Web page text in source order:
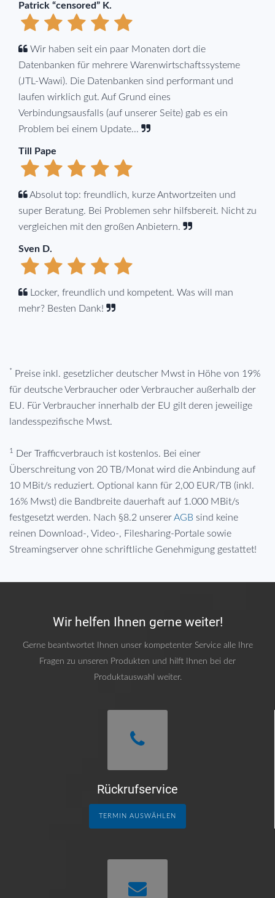
Patrick “censored” K.
Wir haben seit ein paar Monaten dort die
Datenbanken für mehrere Warenwirtschaftssysteme
(JTL-Wawi). Die Datenbanken sind performant und
laufen wirklich gut. Auf Grund eines
Verbindungsausfalls (auf unserer Seite) gab es ein
Problem bei einem Update...
Till Pape
Absolut top: freundlich, kurze Antwortzeiten und
super Beratung. Bei Problemen sehr hilfsbereit. Nicht zu
vergleichen mit den großen Anbietern.
Sven D.
Locker, freundlich und kompetent. Was will man
mehr? Besten Dank!
* Preise inkl. gesetzlicher deutscher Mwst in Höhe von 19%
für deutsche Verbraucher oder Verbraucher außerhalb der
EU. Für Verbraucher innerhalb der EU gilt deren jeweilige
landesspezifische Mwst.
1
Der Trafficverbrauch ist kostenlos. Bei einer
Überschreitung von 20 TB/Monat wird die Anbindung auf
10 MBit/s reduziert. Optional kann für 2,00 EUR/TB (inkl.
16% Mwst) die Bandbreite dauerhaft auf 1.000 MBit/s
festgesetzt werden. Nach §8.2 unsererAGB sind keine
reinen Download-, Video-, Filesharing-Portale sowie
Streamingserver ohne schriftliche Genehmigung gestattet!
Wir helfen Ihnen gerne weiter!
Gerne beantwortet Ihnen unser kompetenter Service alle Ihre
Fragen zu unseren Produkten und hilft Ihnen bei der
Produktauswahl weiter.
Rückrufservice
TERMIN AUSWÄHLEN